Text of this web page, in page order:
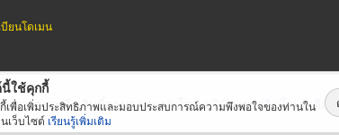
ยนโดเมน
เจสสงวนลิขสิทธิ์ตามกฏหมาย โดยบริษัท เทเลอินโฟ มีเดีย
นี้ใช้คุกกี้
กี้เพื่อเพิ่มประสิทธิภาพและมอบประสบการณ์ความพึงพอใจของท่านใน
เว็บไซต์ เรียนรู้เพิ่มเติม